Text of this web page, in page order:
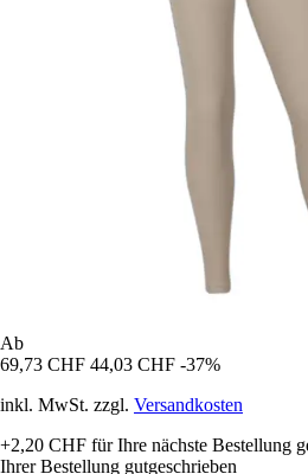
Ab
69,73 CHF 44,03 CHF -37%
inkl. MwSt. zzgl. Versandkosten
+2,20 CHF für Ihre nächste Bestellung
Ihrer Bestellung gutgeschrieben